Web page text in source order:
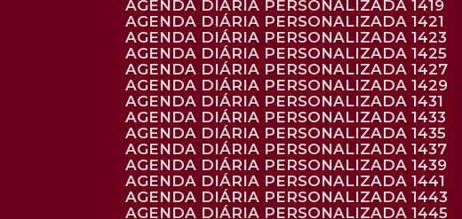
AGENDA DIÁRIA PERSONALIZADA 1419
AGENDA DIÁRIA PERSONALIZADA 1421
AGENDA DIÁRIA PERSONALIZADA 1423
AGENDA DIÁRIA PERSONALIZADA 1425
AGENDA DIÁRIA PERSONALIZADA 1427
AGENDA DIÁRIA PERSONALIZADA 1429
AGENDA DIÁRIA PERSONALIZADA 1431
AGENDA DIÁRIA PERSONALIZADA 1433
AGENDA DIÁRIA PERSONALIZADA 1435
AGENDA DIÁRIA PERSONALIZADA 1437
AGENDA DIÁRIA PERSONALIZADA 1439
AGENDA DIÁRIA PERSONALIZADA 1441
AGENDA DIÁRIA PERSONALIZADA 1443
AGENDA DIÁRIA PERSONALIZADA 1445